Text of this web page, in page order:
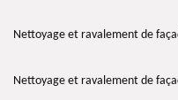
Nettoyage et ravalement de
Nettoyage et ravalement de